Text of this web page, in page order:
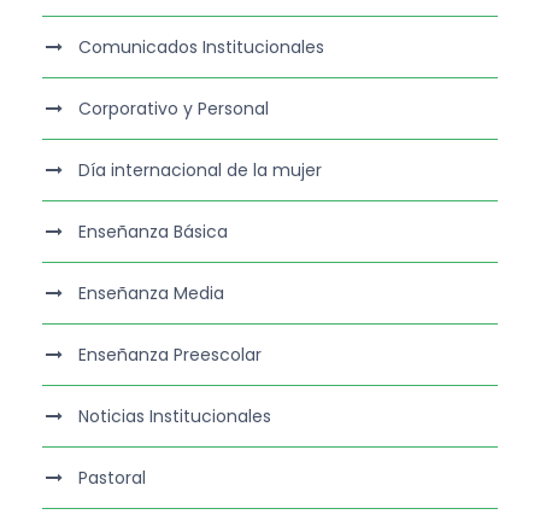
Comunicados Institucionales
Corporativo y Personal
Día internacional de la mujer
Enseñanza Básica
Enseñanza Media
Enseñanza Preescolar
Noticias Institucionales
Pastoral